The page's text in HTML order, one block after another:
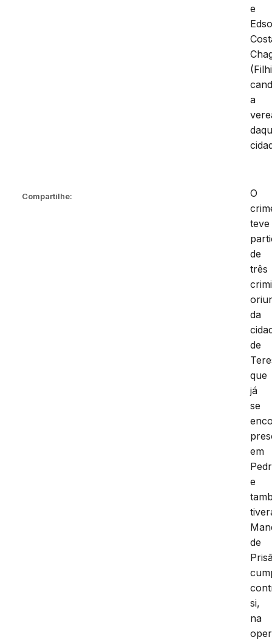
Compartilhe:
e
a
O
teve
de
três
da
de
que
já
se
em
e
de
si,
na